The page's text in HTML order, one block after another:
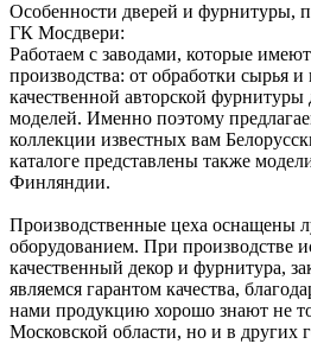
Особенности дверей и фурнитуры,
ГК Мосдвери:
Работаем с заводами, которые
производства: от обработки сырья и
качественной авторской
моделей. Именно поэтому
коллекции известных вам
каталоге представлены также
Финляндии.
Производственные цеха оснащены
оборудованием. При производстве
качественный декор и фурнитура,
являемся гарантом качества,
нами продукцию хорошо знают не
Московской области, но и в других